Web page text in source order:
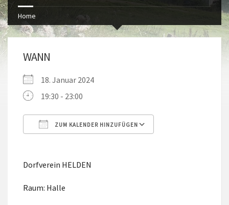
Home
WANN
18. Januar 2024
19:30 - 23:00
ZUM KALENDER HINZUFÜGEN
Dorfverein HELDEN
Raum: Halle